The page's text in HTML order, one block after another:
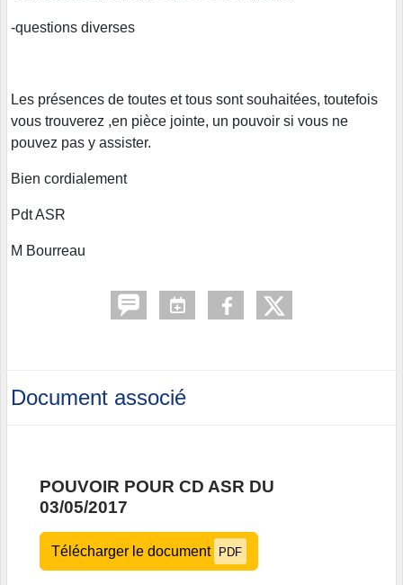
-questions diverses
Les présences de toutes et tous sont souhaitées, toutefois
vous trouverez ,en pièce jointe, un pouvoir si vous ne
pouvez pas y assister.
Bien cordialement
Pdt ASR
M Bourreau
Document associé
POUVOIR POUR CD ASR DU
03/05/2017
Télécharger le document PDF